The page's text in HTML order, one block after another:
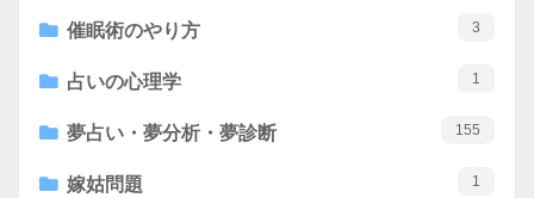
催眠術のやり方 3
占いの心理学 1
夢占い・夢分析・夢診断 155
嫁姑問題 1